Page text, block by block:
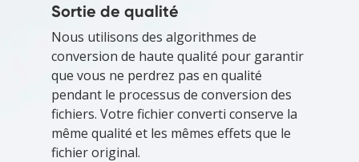
Sortie de qualité
Nous utilisons des algorithmes de
conversion de haute qualité pour garantir
que vous ne perdrez pas en qualité
pendant le processus de conversion des
fichiers. Votre fichier converti conserve la
même qualité et les mêmes effets que le
fichier original.